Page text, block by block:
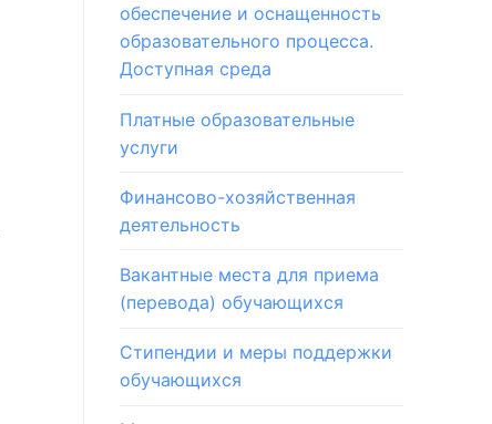
обеспечение и оснащенность
образовательного процесса.
Доступная среда
Платные образовательные
услуги
Финансово-хозяйственная
деятельность
Вакантные места для приема
(перевода) обучающихся
Стипендии и меры поддержки
обучающихся